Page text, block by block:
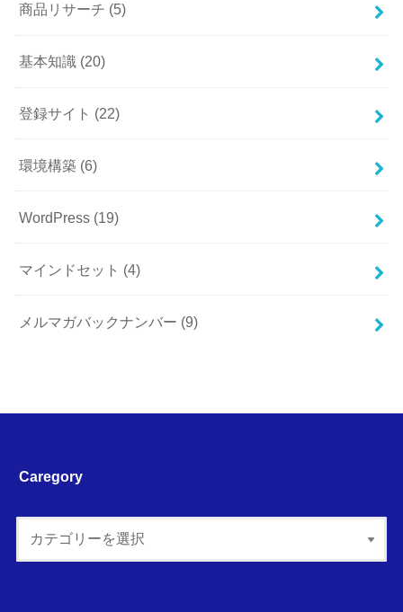
商品リサーチ (5)
基本知識 (20)
登録サイト (22)
環境構築 (6)
WordPress (19)
マインドセット (4)
メルマガバックナンバー (9)
Caregory